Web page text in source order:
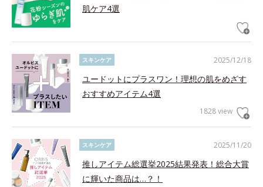
肌ケア4選
2025/12/18
スキンケア
ユードットにプラスワン！理想の肌をめざす
おすすめアイテム4選
1828 view
2025/11/20
スキンケア
推しアイテム総選挙2025結果発表！総合大賞
に輝いた商品は…？！